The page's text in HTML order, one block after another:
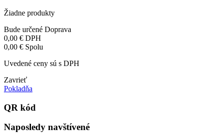
Žiadne produkty
Bude určené Doprava
0,00 € DPH
0,00 € Spolu
Uvedené ceny sú s DPH
Zavrieť
Pokladňa
QR kód
Naposledy navštívené